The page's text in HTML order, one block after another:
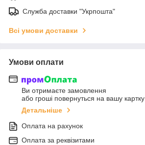
Служба доставки "Укрпошта"
Всі умови доставки
Умови оплати
Ви отримаєте замовлення
або гроші повернуться на вашу картку
Детальніше
Оплата на рахунок
Оплата за реквізитами